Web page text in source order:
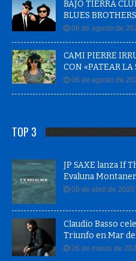
BAJO TIERRA
BLUES
06 de agosto de
CAMI PIERRE
CON «PATEAR LA
06 de agosto de
TOP 3
JP SAXE lanza If
Evaluna Montaner
08 de abril de 2020
Claudio Basso
Triunfo en Mar
26 de marzo de